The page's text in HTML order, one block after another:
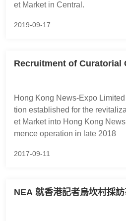
et Market in Central.
2019-09-17
Recruitment of Curatorial
Hong Kong News-Expo
tion established for the
et Market into Hong Kong
mence operation in late 2018
2017-09-11
NEA 就香港記者烏坎村採